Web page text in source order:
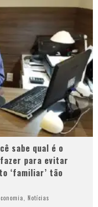
sabe qual é o
para evitar
‘familiar’ tão
, Notícias